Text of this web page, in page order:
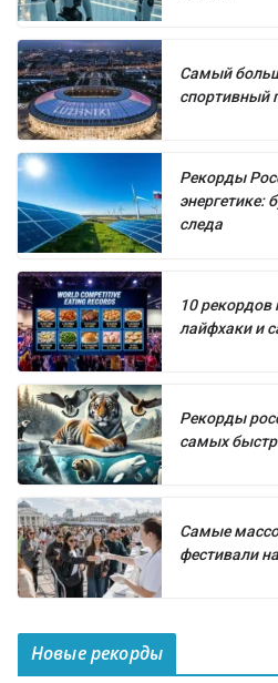
Самый
спортивный
Рекорды
энергетике:
следа
10
лайфхаки и
Рекорды
самых
Самые
фестивали
Новые рекорды